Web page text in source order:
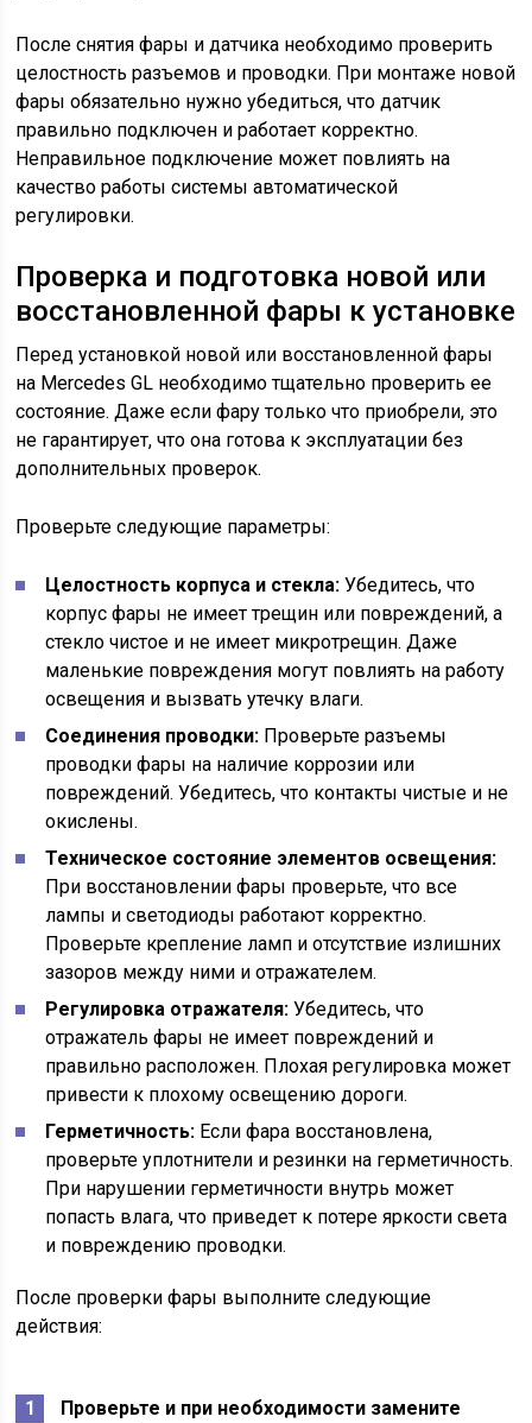
После снятия фары и датчика необходимо проверить
целостность разъемов и проводки. При монтаже новой
фары обязательно нужно убедиться, что датчик
правильно подключен и работает корректно.
Неправильное подключение может повлиять на
качество работы системы автоматической
регулировки.
Проверка и подготовка новой или
восстановленной фары к установке
Перед установкой новой или восстановленной фары
на Mercedes GL необходимо тщательно проверить ее
состояние. Даже если фару только что приобрели, это
не гарантирует, что она готова к эксплуатации без
дополнительных проверок.
Проверьте следующие параметры:
Целостность корпуса и стекла: Убедитесь, что
корпус фары не имеет трещин или повреждений, а
стекло чистое и не имеет микротрещин. Даже
маленькие повреждения могут повлиять на работу
освещения и вызвать утечку влаги.
Соединения проводки: Проверьте разъемы
проводки фары на наличие коррозии или
повреждений. Убедитесь, что контакты чистые и не
окислены.
Техническое состояние элементов освещения:
При восстановлении фары проверьте, что все
лампы и светодиоды работают корректно.
Проверьте крепление ламп и отсутствие излишних
зазоров между ними и отражателем.
Регулировка отражателя: Убедитесь, что
отражатель фары не имеет повреждений и
правильно расположен. Плохая регулировка может
привести к плохому освещению дороги.
Герметичность: Если фара восстановлена,
проверьте уплотнители и резинки на герметичность.
При нарушении герметичности внутрь может
попасть влага, что приведет к потере яркости света
и повреждению проводки.
После проверки фары выполните следующие
действия:
Проверьте и при необходимости замените